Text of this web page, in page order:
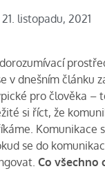
listopadu, 2021
v dnešním článku
pro člověka –
si říct, že
Komunikace
se do
Co všechno